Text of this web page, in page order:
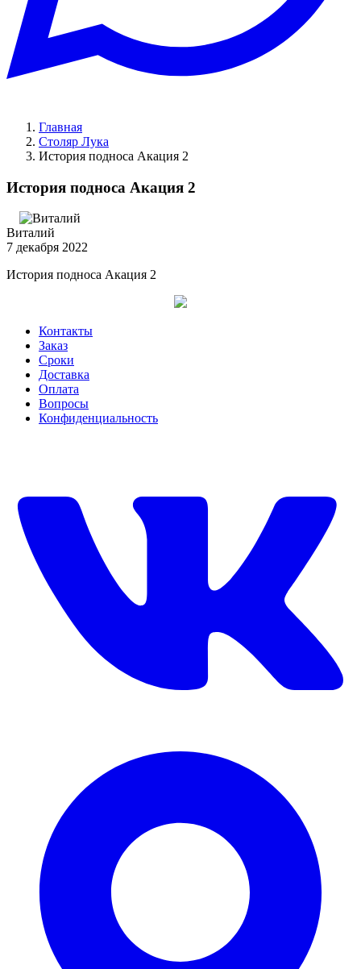
Главная
Столяр Лука
История подноса Акация 2
История подноса Акация 2
Виталий
7 декабря 2022
История подноса Акация 2
Контакты
Заказ
Cроки
Доставка
Оплата
Вопросы
Конфиденциальность